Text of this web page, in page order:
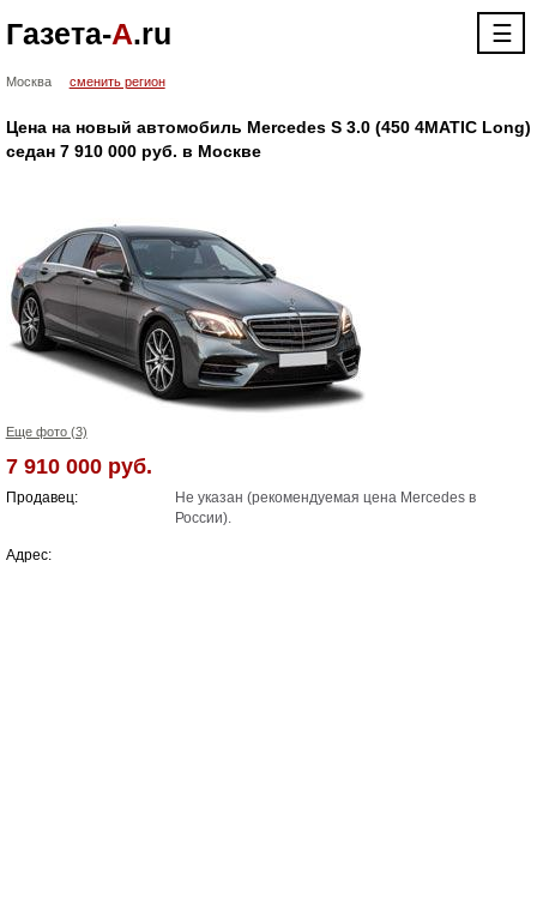
Газета-А.ru ☰
Москва сменить регион
Цена на новый автомобиль Mercedes S 3.0 (450 4MATIC Long)
cедан 7 910 000 руб. в Москве
Еще фото (3)
7 910 000 руб.
Продавец:
Не указан (рекомендуемая цена Mercedes в
России).
Адрес: